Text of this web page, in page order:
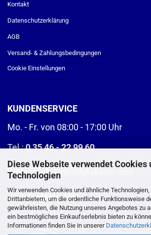
Diese Webseite verwendet Cookies
Technologien
Wir verwenden Cookies und ähnliche Technologien,
Drittanbietern, um die ordentliche Funktionsweise
gewährleisten, die Nutzung unseres Angebotes zu
ein bestmögliches Einkaufserlebnis bieten zu
Informationen finden Sie in unserer
Kontakt
Datenschutzerklärung
AGB
Versand- & Zahlungsbedingungen
Cookie Einstellungen
KUNDENSERVICE
Mo. - Fr. von 08:00 - 17:00 Uhr
Tel.:0 35 46 - 22 99 60
E-Mail:info@pruefplakette.com
>Kontaktformular